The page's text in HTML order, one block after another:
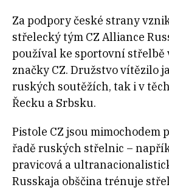
Za podpory české strany
střelecký tým CZ Alliance
používal ke sportovní střelbě
značky CZ. Družstvo vítězilo
ruských soutěžích, tak i v těch
Řecku a Srbsku.
Pistole CZ jsou mimochodem
řadě ruských střelnic –
pravicová a
Russkaja obščina trénuje